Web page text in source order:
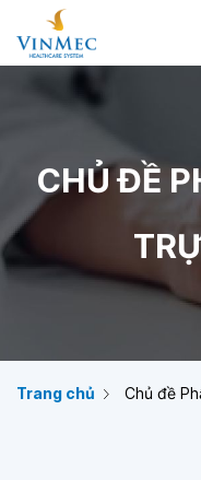
CHỦ ĐỀ
Trang chủ Chủ đề